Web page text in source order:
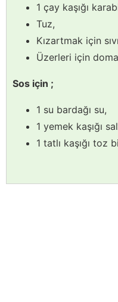
1 çay kaşığı
Tuz,
Kızartmak için
Üzerleri için
Sos için ;
1 su bardağı su,
1 yemek kaşığı
1 tatlı kaşığı toz